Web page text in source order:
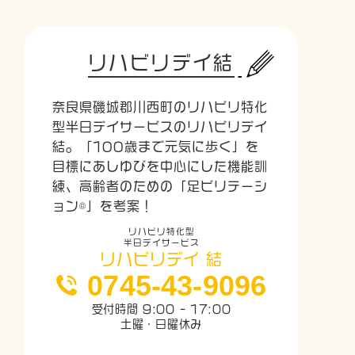
リハビリデイ結
奈良県磯城郡川西町のリハビリ特化
型半日デイサービスのリハビリデイ
結。「100歳まで元気に歩く」を
目標にあしゆびを中心にした機能訓
練、高齢者のための「足ビリテーシ
ョン©」を考案！
リハビリ特化型
半日デイサービス
リハビリデイ 結
0745-43-9096
受付時間 9:00 - 17:00
土曜・日曜休み